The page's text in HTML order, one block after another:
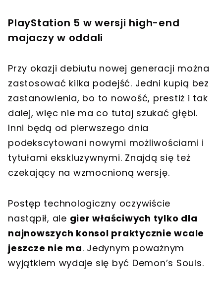
PlayStation 5 w wersji high-end
majaczy w oddali
Przy okazji debiutu nowej generacji można
zastosować kilka podejść. Jedni kupią bez
zastanowienia, bo to nowość, prestiż i tak
dalej, więc nie ma co tutaj szukać głębi.
Inni będą od pierwszego dnia
podekscytowani nowymi możliwościami i
tytułami ekskluzywnymi. Znajdą się też
czekający na wzmocnioną wersję.
Postęp technologiczny oczywiście
nastąpił, ale gier właściwych tylko dla
najnowszych konsol praktycznie wcale
jeszcze nie ma. Jedynym poważnym
wyjątkiem wydaje się być Demon’s Souls.